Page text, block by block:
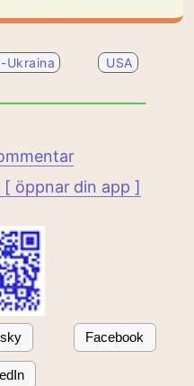
Ukraina USA
öppnar din app ]
Facebook